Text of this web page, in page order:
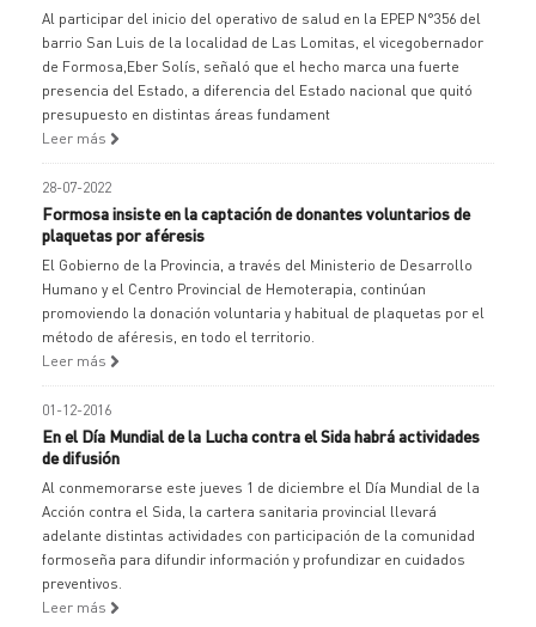
Al participar del inicio del operativo de salud en la EPEP N°356 del
barrio San Luis de la localidad de Las Lomitas, el vicegobernador
de Formosa,Eber Solís, señaló que el hecho marca una fuerte
presencia del Estado, a diferencia del Estado nacional que quitó
presupuesto en distintas áreas fundament
Leer más
28-07-2022
Formosa insiste en la captación de donantes voluntarios de
plaquetas por aféresis
El Gobierno de la Provincia, a través del Ministerio de Desarrollo
Humano y el Centro Provincial de Hemoterapia, continúan
promoviendo la donación voluntaria y habitual de plaquetas por el
método de aféresis, en todo el territorio.
Leer más
01-12-2016
En el Día Mundial de la Lucha contra el Sida habrá actividades
de difusión
Al conmemorarse este jueves 1 de diciembre el Día Mundial de la
Acción contra el Sida, la cartera sanitaria provincial llevará
adelante distintas actividades con participación de la comunidad
formoseña para difundir información y profundizar en cuidados
preventivos.
Leer más